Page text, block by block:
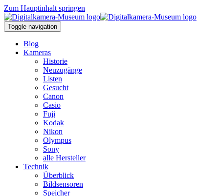
Zum Hauptinhalt springen
Toggle navigation
Blog
Kameras
Historie
Neuzugänge
Listen
Gesucht
Canon
Casio
Fuji
Kodak
Nikon
Olympus
Sony
alle Hersteller
Technik
Überblick
Bildsensoren
Speicher